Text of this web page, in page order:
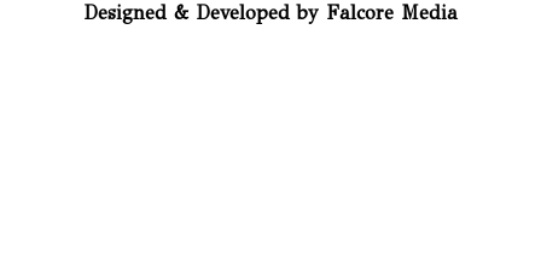
Designed & Developed by Falcore Media